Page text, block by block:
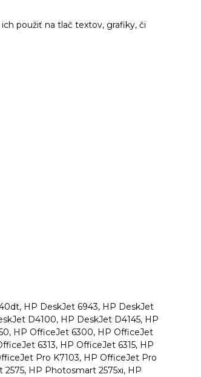
použiť na tlač textov, grafiky, či
HP DeskJet 6943, HP DeskJet
D4100, HP DeskJet D4145, HP
HP OfficeJet 6300, HP OfficeJet
6313, HP OfficeJet 6315, HP
Pro K7103, HP OfficeJet Pro
HP Photosmart 2575xi, HP